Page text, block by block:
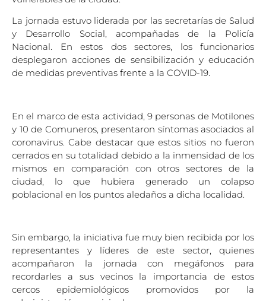
La jornada estuvo liderada por las secretarías de Salud
y Desarrollo Social, acompañadas de la Policía
Nacional. En estos dos sectores, los funcionarios
desplegaron acciones de sensibilización y educación
de medidas preventivas frente a la COVID-19.
En el marco de esta actividad, 9 personas de Motilones
y 10 de Comuneros, presentaron síntomas asociados al
coronavirus. Cabe destacar que estos sitios no fueron
cerrados en su totalidad debido a la inmensidad de los
mismos en comparación con otros sectores de la
ciudad, lo que hubiera generado un colapso
poblacional en los puntos aledaños a dicha localidad.
Sin embargo, la iniciativa fue muy bien recibida por los
representantes y líderes de este sector, quienes
acompañaron la jornada con megáfonos para
recordarles a sus vecinos la importancia de estos
cercos epidemiológicos promovidos por la